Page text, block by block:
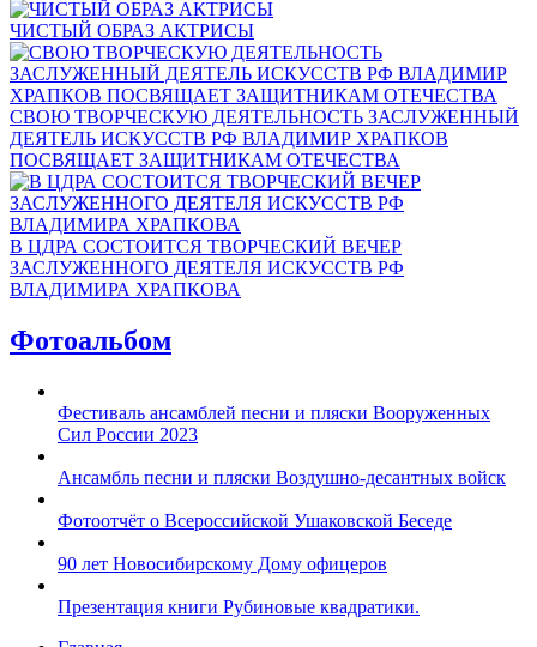
ЧИСТЫЙ ОБРАЗ АКТРИСЫ
СВОЮ ТВОРЧЕСКУЮ ДЕЯТЕЛЬНОСТЬ ЗАСЛУЖЕННЫЙ
ДЕЯТЕЛЬ ИСКУССТВ РФ ВЛАДИМИР ХРАПКОВ
ПОСВЯЩАЕТ ЗАЩИТНИКАМ ОТЕЧЕСТВА
В ЦДРА СОСТОИТСЯ ТВОРЧЕСКИЙ ВЕЧЕР
ЗАСЛУЖЕННОГО ДЕЯТЕЛЯ ИСКУССТВ РФ
ВЛАДИМИРА ХРАПКОВА
Фотоальбом
Фестиваль ансамблей песни и пляски Вооруженных
Сил России 2023
Ансамбль песни и пляски Воздушно-десантных войск
Фотоотчёт о Всероссийской Ушаковской Беседе
90 лет Новосибирскому Дому офицеров
Презентация книги Рубиновые квадратики.